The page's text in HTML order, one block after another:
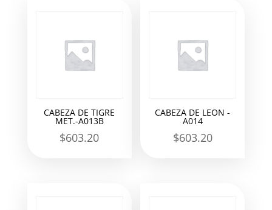
CABEZA DE TIGRE
MET.-A013B
$603.20
CABEZA DE LEON -
A014
$603.20